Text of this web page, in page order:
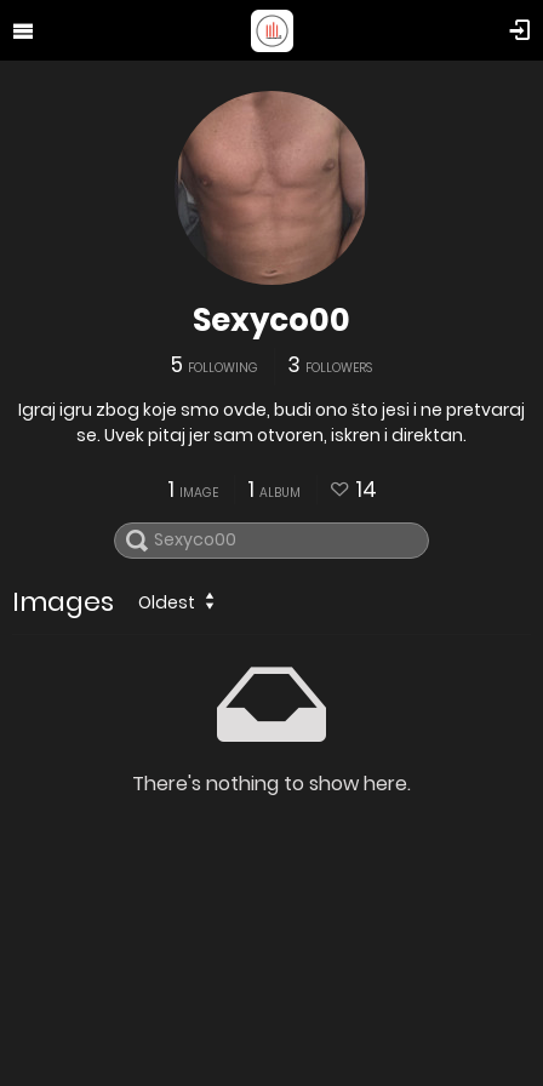
Sexyco00
5 FOLLOWING 3 FOLLOWERS
Igraj igru zbog koje smo ovde, budi ono što jesi i ne pretvaraj
se. Uvek pitaj jer sam otvoren, iskren i direktan.
1 IMAGE 1 ALBUM 14
Images Oldest
There's nothing to show here.